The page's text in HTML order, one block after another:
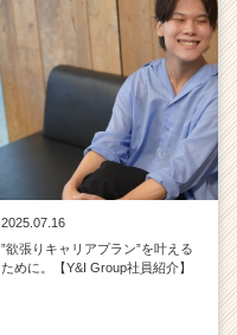
2025.07.16
”欲張りキャリアプラン”を叶える
ために。【Y&I Group社員紹介】